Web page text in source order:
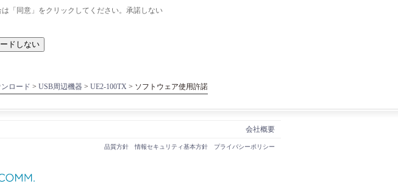
「同意」をクリックしてください。承諾しない
ロード > USB周辺機器 > UE2-100TX > ソフトウェア使用許諾
会社概要
プライバシーポリシー
情報セキュリティ基本方針
品質方針